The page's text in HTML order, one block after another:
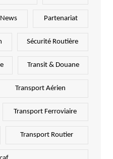
News Partenariat
Sécurité Routière
Transit & Douane
Transport Aérien
Transport Ferroviaire
Transport Routier